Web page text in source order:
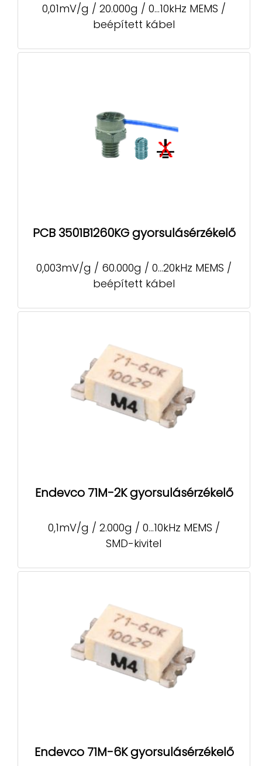
0,01mV/g / 20.000g / 0...10kHz MEMS /
beépített kábel
PCB 3501B1260KG gyorsulásérzékelő
0,003mV/g / 60.000g / 0...20kHz MEMS /
beépített kábel
Endevco 71M-2K gyorsulásérzékelő
0,1mV/g / 2.000g / 0...10kHz MEMS /
SMD-kivitel
Endevco 71M-6K gyorsulásérzékelő